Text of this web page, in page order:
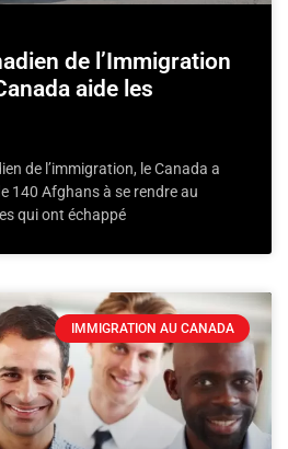
de l’Immigration
aide les
de l’immigration, le Canada a
140 Afghans à se rendre au
qui ont échappé
IMMIGRATION AU CANADA